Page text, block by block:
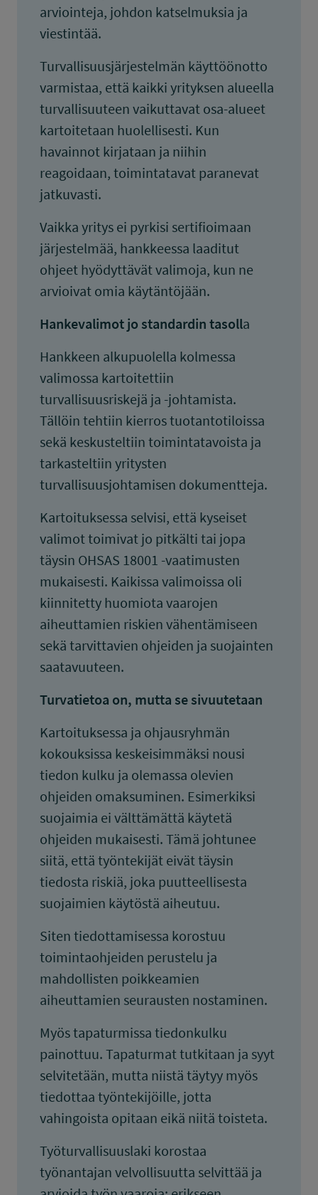
arviointeja, johdon katselmuksia ja
viestintää.
Turvallisuusjärjestelmän käyttöönotto
varmistaa, että kaikki yrityksen alueella
turvallisuuteen vaikuttavat osa-alueet
kartoitetaan huolellisesti. Kun
havainnot kirjataan ja niihin
reagoidaan, toimintatavat paranevat
jatkuvasti.
Vaikka yritys ei pyrkisi sertifioimaan
järjestelmää, hankkeessa laaditut
ohjeet hyödyttävät valimoja, kun ne
arvioivat omia käytäntöjään.
Hankevalimot jo standardin tasolla
Hankkeen alkupuolella kolmessa
valimossa kartoitettiin
turvallisuusriskejä ja -johtamista.
Tällöin tehtiin kierros tuotantotiloissa
sekä keskusteltiin toimintatavoista ja
tarkasteltiin yritysten
turvallisuusjohtamisen dokumentteja.
Kartoituksessa selvisi, että kyseiset
valimot toimivat jo pitkälti tai jopa
täysin OHSAS 18001 -vaatimusten
mukaisesti. Kaikissa valimoissa oli
kiinnitetty huomiota vaarojen
aiheuttamien riskien vähentämiseen
sekä tarvittavien ohjeiden ja suojainten
saatavuuteen.
Turvatietoa on, mutta se sivuutetaan
Kartoituksessa ja ohjausryhmän
kokouksissa keskeisimmäksi nousi
tiedon kulku ja olemassa olevien
ohjeiden omaksuminen. Esimerkiksi
suojaimia ei välttämättä käytetä
ohjeiden mukaisesti. Tämä johtunee
siitä, että työntekijät eivät täysin
tiedosta riskiä, joka puutteellisesta
suojaimien käytöstä aiheutuu.
Siten tiedottamisessa korostuu
toimintaohjeiden perustelu ja
mahdollisten poikkeamien
aiheuttamien seurausten nostaminen.
Myös tapaturmissa tiedonkulku
painottuu. Tapaturmat tutkitaan ja syyt
selvitetään, mutta niistä täytyy myös
tiedottaa työntekijöille, jotta
vahingoista opitaan eikä niitä toisteta.
Työturvallisuuslaki korostaa
työnantajan velvollisuutta selvittää ja